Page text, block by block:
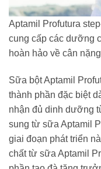
Aptamil Profutura
cung cấp các dưỡng
hoàn hảo về cân
Sữa bột Aptamil
thành phần đặc biệt
nhận đủ dinh dưỡng
sung từ sữa Aptamil
giai đoạn phát triển
chất từ sữa Aptamil